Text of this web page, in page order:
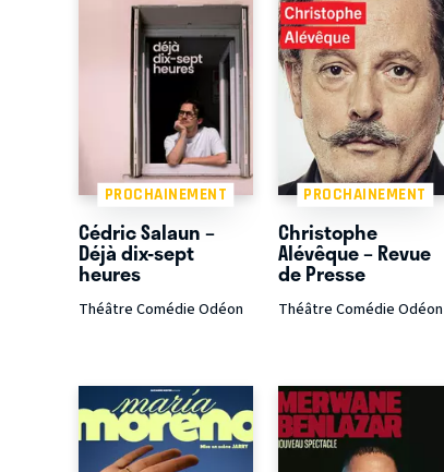
PROCHAINEMENT
Cédric Salaun –
Déjà dix-sept
heures
Théâtre Comédie Odéon
PROCHAINEMENT
Christophe
Alévêque – Revue
de Presse
Théâtre Comédie Odéon